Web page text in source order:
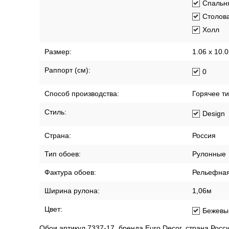
Холл
Размер: 1.06 x
Раппорт (см): 0
Способ производства: Горячее
Стиль: Design
Страна: Россия
Тип обоев: Рулонные
Фактура обоев:
Ширина рулона: 1,06м
Цвет: